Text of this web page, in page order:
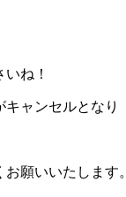
ね！
ャンセルとなり
お願いいたします